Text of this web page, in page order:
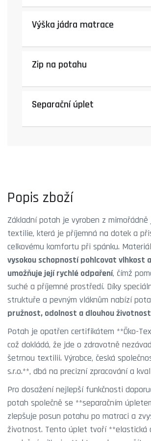
Výška jádra matrace
Zip na potahu
Separační úplet
Popis zboží
Základní potah je vyroben z
textilie, která je příjemná na dotek a
celkovému komfortu při spánku.
vysokou schopností pohlcovat vlhkost
umožňuje její rychlé odpaření, čímž
suché a příjemné prostředí. Díky
struktuře a pevným vláknům nabízí
pružnost, odolnost a dlouhou životnost
Potah je opatřen certifikátem **Öko-
což dokládá, že jde o zdravotně
šetrnou textilii. Výrobce, česká
s.r.o.**, dbá na precizní zpracování a
Pro dosažení nejlepší funkčnosti
potah společně se **separačním
zlepšuje posun potahu po matraci a
životnost. Tento úplet tvoří **elastická